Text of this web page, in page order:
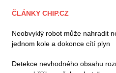
ČLÁNKY CHIP.CZ
Neobvyklý robot může nahradit
jednom kole a dokonce cítí plyn
Detekce nevhodného obsahu